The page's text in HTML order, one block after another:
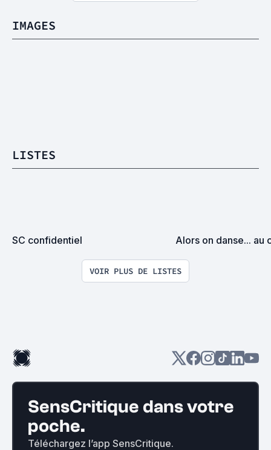
IMAGES
LISTES
SC confidentiel Alors on danse... au
VOIR PLUS DE LISTES
SensCritique dans votre
poche.
Téléchargez l’app SensCritique.